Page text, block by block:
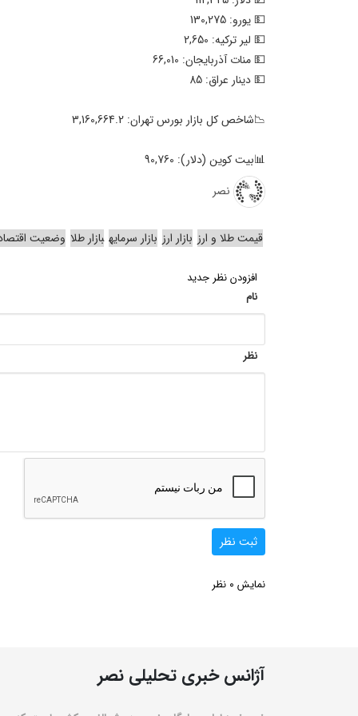
💵 یورو: 130,275
💵 لیر ترکیه: 2,650
💵 منات آذربایجان: 66,010
💵 دینار عراق: 85
📉شاخص کل بازار بورس تهران: 3,160,664.2
📊بیت کوین (دلار): 90,760
نصر
قیمت طلا و ارز بازار ارز بازار سرمایه بازار طلا وضعیت
افزودن نظر جدید
نام
نظر
ثبت نظر
نمایش 0 نظر
آژانس خبری تحلیلی نصر